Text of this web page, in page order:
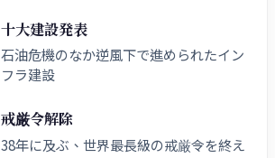
十大建設発表
石油危機のなか逆風下で進められたイン
フラ建設
戒厳令解除
38年に及ぶ、世界最長級の戒厳令を終え